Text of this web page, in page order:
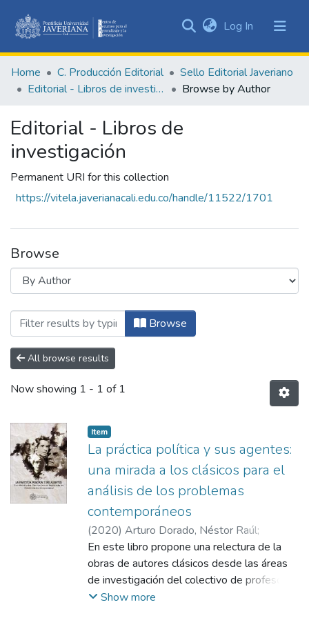
&
Collections
Log In (current)
Home C. Producción Editorial
Sello Editorial Javeriano
Editorial - Libros de investigación
Browse by Author
Editorial - Libros de
investigación
Permanent URI for this collection
https://vitela.javerianacali.edu.co/handle/11522/1701
Browse
Browsing Editorial - Libros de
Browse
All browse results
Now showing 1 - 1 of 1
Item
La práctica política y sus agentes:
una mirada a los clásicos para el
análisis de los problemas
contemporáneos
(2020) Arturo Dorado, Néstor Raúl;
González Higuera, Lina Fernanda;Llano
Ángel, Hernando ;Sánchez López de Mesa,
Alejandro;Tovar, Joaquín Gregorio;Palacios
Trujillo, Nohra Patricia
En este libro propone una relectura de la
obras de autores clásicos desde las áreas
de investigación del colectivo de profesores
del grupo de investigación Democracia,
Show more